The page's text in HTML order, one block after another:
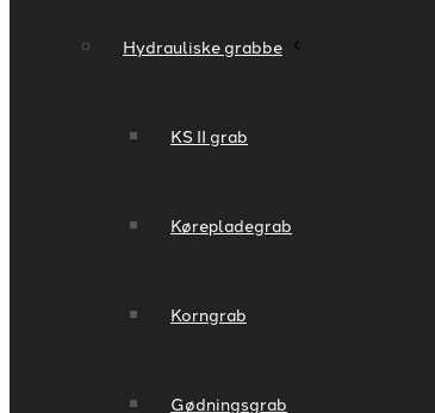
Hydrauliske grabbe
KS II grab
Kørepladegrab
Korngrab
Gødningsgrab